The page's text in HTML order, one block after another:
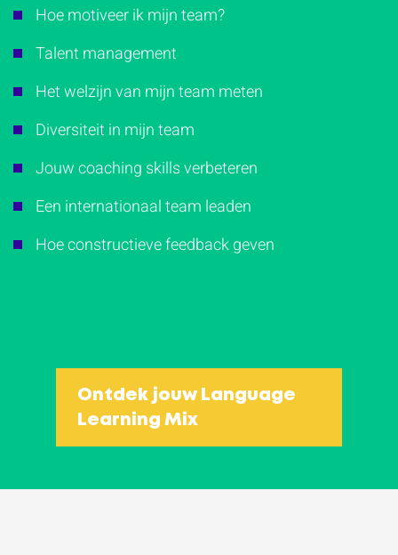
Hoe motiveer ik mijn team?
Talent management
Het welzijn van mijn team meten
Diversiteit in mijn team
Jouw coaching skills verbeteren
Een internationaal team leaden
Hoe constructieve feedback geven
Ontdek jouw Language
Learning Mix